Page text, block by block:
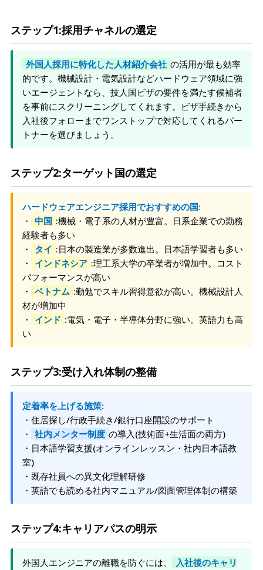
ステップ1:採用チャネルの選定
外国人採用に特化した人材紹介会社 の活用が最も効率
的です。機械設計・電気設計などハードウェア領域に強
いエージェントなら、技人国ビザの要件を満たす候補者
を事前にスクリーニングしてくれます。ビザ手続きから
入社後フォローまでワンストップで対応してくれるパー
トナーを選びましょう。
ステップ2:ターゲット国の選定
ハードウェアエンジニア採用でおすすめの国:
・ 中国 :機械・電子系の人材が豊富。日系企業での勤務
経験者も多い
・
タイ :日本の製造業が多数進出。日本語学習者も多い
・
インドネシア :理工系大学の卒業者が増加中。コスト
パフォーマンスが高い
・ ベトナム :勤勉でスキル習得意欲が高い。機械設計人
材が増加中
・
インド :電気・電子・半導体分野に強い。英語力も高
い
ステップ3:受け入れ体制の整備
定着率を上げる施策:
・住居探し/行政手続き/銀行口座開設のサポート
・ 社内メンター制度 の導入(技術面+生活面の両方)
・日本語学習支援(オンラインレッスン・社内日本語教
室)
・既存社員への異文化理解研修
・英語でも読める社内マニュアル/図面管理体制の構築
ステップ4:キャリアパスの明示
外国人エンジニアの離職を防ぐには、
入社後のキャリ